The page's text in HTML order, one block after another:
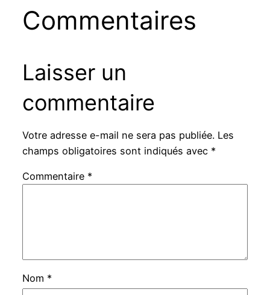
Commentaires
Laisser un
commentaire
Votre adresse e-mail ne sera pas publiée. Les
champs obligatoires sont indiqués avec *
Commentaire *
Nom *